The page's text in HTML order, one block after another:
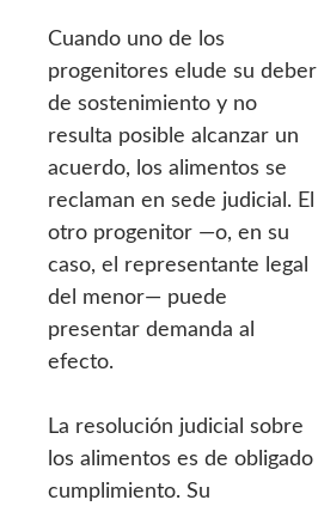
Cuando uno de los
progenitores elude su deber
de sostenimiento y no
resulta posible alcanzar un
acuerdo, los alimentos se
reclaman en sede judicial. El
otro progenitor —o, en su
caso, el representante legal
del menor— puede
presentar demanda al
efecto.
La resolución judicial sobre
los alimentos es de obligado
cumplimiento. Su